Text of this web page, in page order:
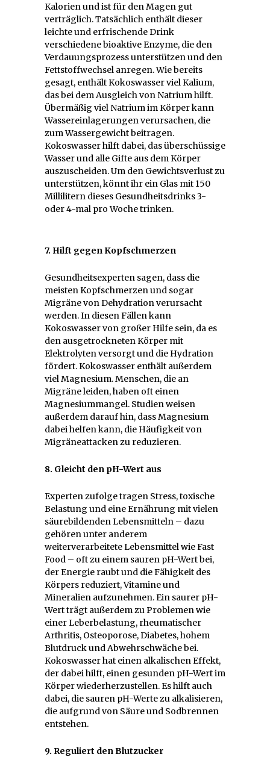
Kalorien und ist für den Magen gut
verträglich. Tatsächlich enthält dieser
leichte und erfrischende Drink
verschiedene bioaktive Enzyme, die den
Verdauungsprozess unterstützen und den
Fettstoffwechsel anregen. Wie bereits
gesagt, enthält Kokoswasser viel Kalium,
das bei dem Ausgleich von Natrium hilft.
Übermäßig viel Natrium im Körper kann
Wassereinlagerungen verursachen, die
zum Wassergewicht beitragen.
Kokoswasser hilft dabei, das überschüssige
Wasser und alle Gifte aus dem Körper
auszuscheiden. Um den Gewichtsverlust zu
unterstützen, könnt ihr ein Glas mit 150
Millilitern dieses Gesundheitsdrinks 3-
oder 4-mal pro Woche trinken.
7. Hilft gegen Kopfschmerzen
Gesundheitsexperten sagen, dass die
meisten Kopfschmerzen und sogar
Migräne von Dehydration verursacht
werden. In diesen Fällen kann
Kokoswasser von großer Hilfe sein, da es
den ausgetrockneten Körper mit
Elektrolyten versorgt und die Hydration
fördert. Kokoswasser enthält außerdem
viel Magnesium. Menschen, die an
Migräne leiden, haben oft einen
Magnesiummangel. Studien weisen
außerdem darauf hin, dass Magnesium
dabei helfen kann, die Häufigkeit von
Migräneattacken zu reduzieren.
8. Gleicht den pH-Wert aus
Experten zufolge tragen Stress, toxische
Belastung und eine Ernährung mit vielen
säurebildenden Lebensmitteln – dazu
gehören unter anderem
weiterverarbeitete Lebensmittel wie Fast
Food – oft zu einem sauren pH-Wert bei,
der Energie raubt und die Fähigkeit des
Körpers reduziert, Vitamine und
Mineralien aufzunehmen. Ein saurer pH-
Wert trägt außerdem zu Problemen wie
einer Leberbelastung, rheumatischer
Arthritis, Osteoporose, Diabetes, hohem
Blutdruck und Abwehrschwäche bei.
Kokoswasser hat einen alkalischen Effekt,
der dabei hilft, einen gesunden pH-Wert im
Körper wiederherzustellen. Es hilft auch
dabei, die sauren pH-Werte zu alkalisieren,
die aufgrund von Säure und Sodbrennen
entstehen.
9. Reguliert den Blutzucker